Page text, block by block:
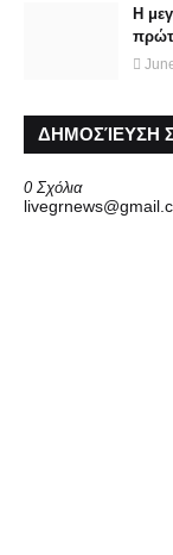
Η
ΔΗΜΟΣΊΕΥΣΗ
0 Σχόλια